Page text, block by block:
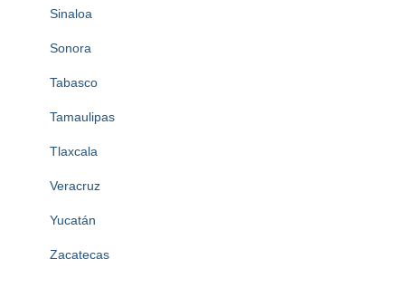
Sinaloa
Sonora
Tabasco
Tamaulipas
Tlaxcala
Veracruz
Yucatán
Zacatecas